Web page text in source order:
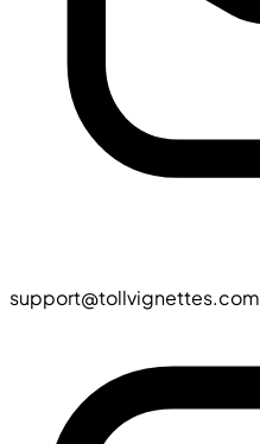
support@tollvignettes.com